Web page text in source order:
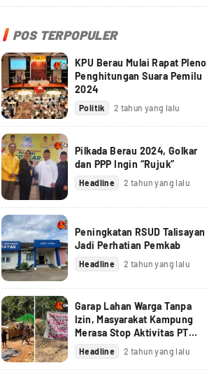
POS TERPOPULER
KPU Berau Mulai Rapat Pleno
Penghitungan Suara Pemilu
2024
Politik 2 tahun yang lalu
Pilkada Berau 2024, Golkar
dan PPP Ingin “Rujuk”
Headline 2 tahun yang lalu
Peningkatan RSUD Talisayan
Jadi Perhatian Pemkab
Headline 2 tahun yang lalu
Garap Lahan Warga Tanpa
Izin, Masyarakat Kampung
Merasa Stop Aktivitas PT
Berau Coal
Headline 2 tahun yang lalu